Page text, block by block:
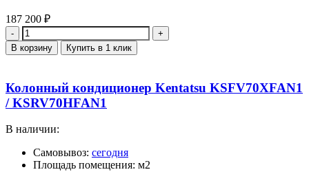
187 200 ₽
Количество
В корзину Купить в 1 клик
Колонный кондиционер Kentatsu KSFV70XFAN1
/ KSRV70HFAN1
В наличии:
Самовывоз: сегодня
Площадь помещения: м2